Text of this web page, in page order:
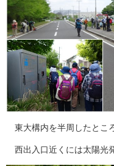
東大構内を半周したとこ
西出入口近くには太陽光